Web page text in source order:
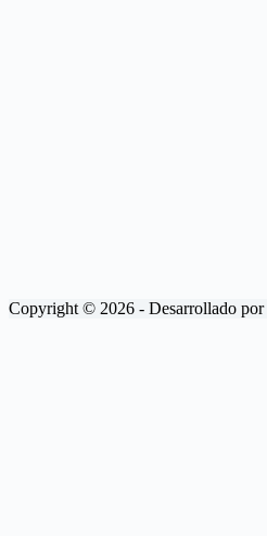
Copyright © 2026 - Desarrollado por